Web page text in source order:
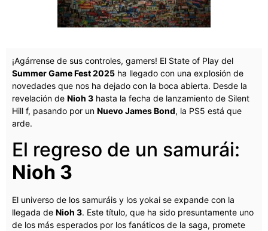
¡Agárrense de sus controles, gamers! El State of Play del
Summer Game Fest 2025 ha llegado con una explosión de
novedades que nos ha dejado con la boca abierta. Desde la
revelación de Nioh 3 hasta la fecha de lanzamiento de Silent
Hill f, pasando por un Nuevo James Bond, la PS5 está que
arde.
El regreso de un samurái:
Nioh 3
El universo de los samuráis y los yokai se expande con la
llegada de Nioh 3. Este título, que ha sido presuntamente uno
de los más esperados por los fanáticos de la saga, promete